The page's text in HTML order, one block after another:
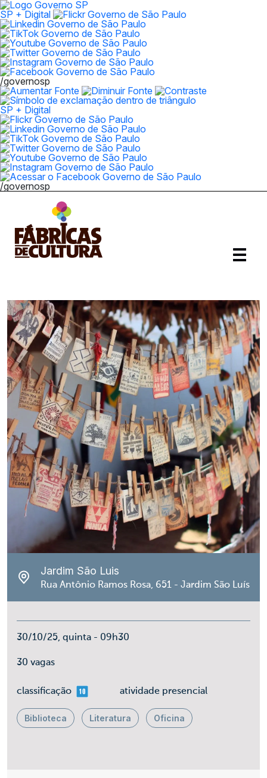
SP + Digital
/governosp
SP + Digital
/governosp
Jardim São Luis
Rua Antônio Ramos Rosa, 651 - Jardim São Luís
30/10/25, quinta - 09h30
30 vagas
classificaçãomais 10 atividade presencial
Biblioteca Literatura Oficina